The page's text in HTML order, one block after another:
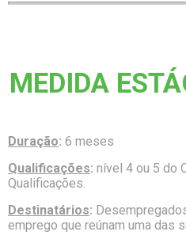
MEDIDA
Duração: 6 meses
Qualificações: nível 4 ou 5 do
Qualificações.
Destinatários:
emprego que reúnam uma das